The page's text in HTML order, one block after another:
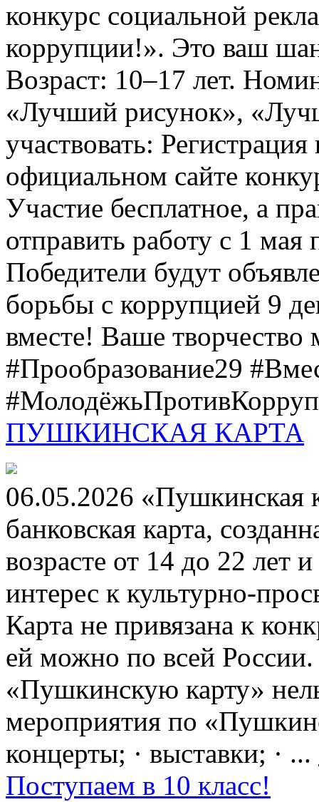
конкурс социальной
коррупции!». Это ваш
Возраст: 10–17 лет.
«Лучший рисунок»,
участвовать:
официальном сайте
Участие бесплатное, а
отправить работу с 1 мая
Победители будут
борьбы с коррупцией 9
вместе! Ваше творчество
#Прообразование29
ПУШКИНСКАЯ КАРТА
06.05.2026 «Пушкинская
банковская карта,
возрасте от 14 до 22 лет
интерес к культурно-
Карта не привязана к
ей можно по всей
«Пушкинскую карту»
мероприятия по
концерты; · выставки; · ...
Поступаем в 10 класс!